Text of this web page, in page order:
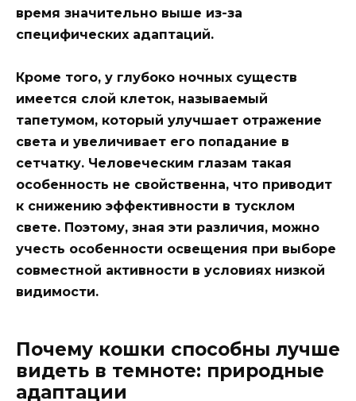
время значительно выше из-за
специфических адаптаций.
Кроме того, у глубоко ночных существ
имеется слой клеток, называемый
тапетумом, который улучшает отражение
света и увеличивает его попадание в
сетчатку. Человеческим глазам такая
особенность не свойственна, что приводит
к снижению эффективности в тусклом
свете. Поэтому, зная эти различия, можно
учесть особенности освещения при выборе
совместной активности в условиях низкой
видимости.
Почему кошки способны лучше
видеть в темноте: природные
адаптации